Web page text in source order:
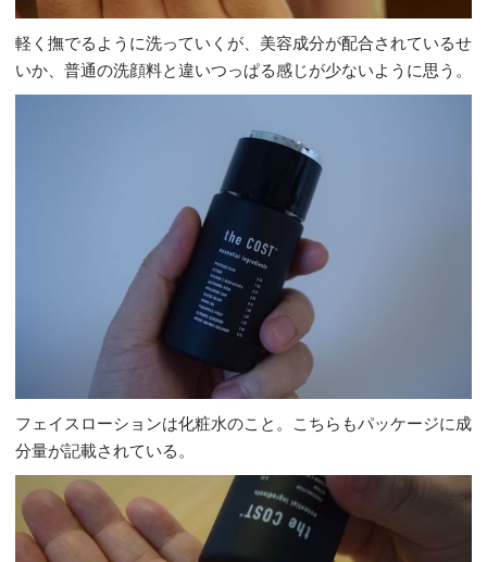
軽く撫でるように洗っていくが、美容成分が配合されているせ
いか、普通の洗顔料と違いつっぱる感じが少ないように思う。
フェイスローションは化粧水のこと。こちらもパッケージに成
分量が記載されている。